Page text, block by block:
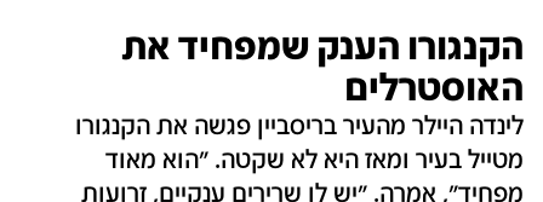
הקנגורו הענק שמפחיד את
האוסטרלים
לינדה היילר מהעיר בריסביין פגשה את הקנגורו
מטייל בעיר ומאז היא לא שקטה. "הוא מאוד
מפחיד", אמרה. "יש לו שרירים ענקיים, זרועות